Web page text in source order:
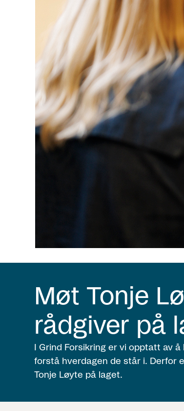
Møt Tonje
rådgiver på
I Grind Forsikring er vi opptatt av
forstå hverdagen de står i. Derfor
Tonje Løyte på laget.